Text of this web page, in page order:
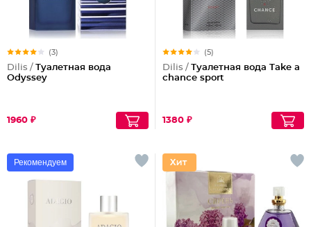
(3)
Dilis / Туалетная вода
Odyssey
1960 ₽
(5)
Dilis / Туалетная вода Take a
chance sport
1380 ₽
Рекомендуем